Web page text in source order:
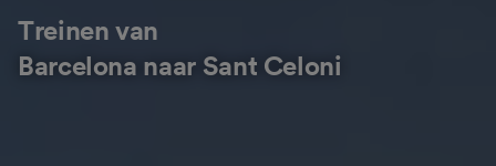
Treinen van
Barcelona naar Sant Celoni